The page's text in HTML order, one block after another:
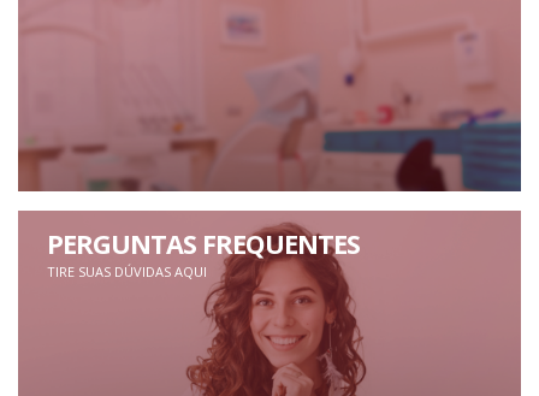
PERGUNTAS FREQUENTES
TIRE SUAS DÚVIDAS AQUI